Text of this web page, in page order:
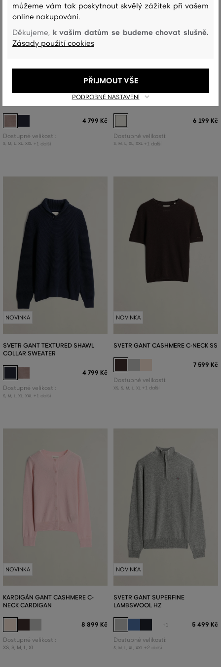
SVETR GANT TEXTURED SHAWL
4 799 Kč
Dostupné velikosti:
S, M L, XL, XXL +1 další
SVETR GANT WOOL BLEND CABLE
KNIT HALF ZIP
6 199 Kč
Dostupné velikosti:
S, M L, XL, XXL +1 další
NOVINKA
SVETR GANT TEXTURED SHAWL
COLLAR SWEATER
4 799 Kč
Dostupné velikosti:
S, M L XL XXL +1 další
NOVINKA
SVETR GANT CASHMERE C-NECK SS
7 599 Kč
Dostupné velikosti:
XS, S, M L XL +1 další
NOVINKA
KARDIGÁN GANT CASHMERE C-
NECK CARDIGAN
8 899 Kč
Dostupné velikosti:
XS, S, M, L, XL
NOVINKA
SVETR GANT SUPERFINE
LAMBSWOOL HZ
+1 5 499 Kč
Dostupné velikosti:
S, M L XL XXL +2 další
můžeme vám tak poskytnout skvělý zážitek při vašem
online nakupování.
Děkujeme, k vašim datům se budeme chovat slušně.
Zásady použití cookies
PODROBNÉ NASTAVENÍ
PŘIJMOUT VŠE